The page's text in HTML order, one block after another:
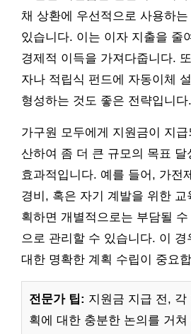
채 상환에 우선적으로 사용하
있습니다. 이는 이자 지출을 줄
경제적 이득을 가져다줍니다.
자나 적립식 펀드에 자동이체
형성하는 것도 좋은 전략입니다.
가구원 모두에게 지원금이 지
산하여 좀 더 큰 규모의 목표 달
효과적입니다. 예를 들어, 가전
경비, 혹은 자기 계발을 위한 교
획하면 개별적으로는 부담될
으로 관리할 수 있습니다. 이 경
대한 명확한 계획 수립이 중요
전문가 팁: 지원금 지급 전, 각
획에 대한 충분한 논의를 거쳐